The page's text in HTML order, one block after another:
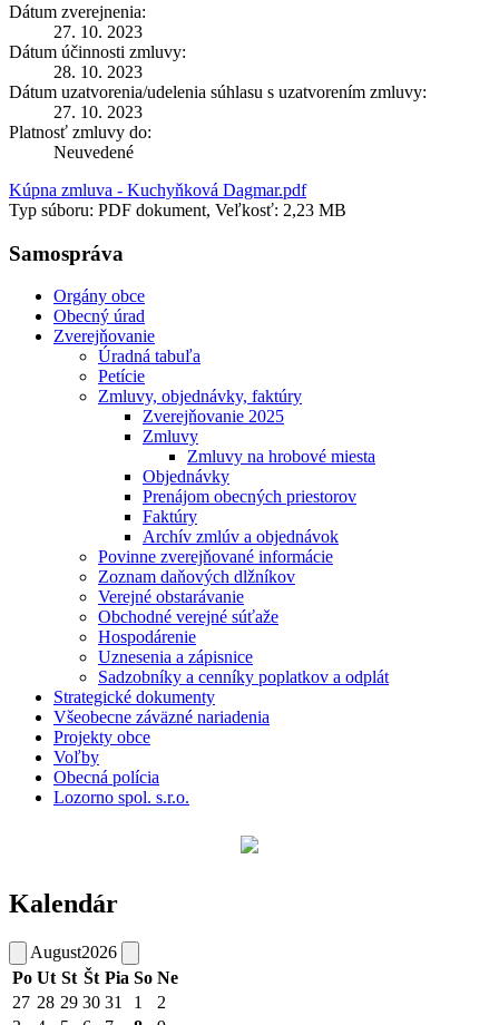
Dátum zverejnenia:
27. 10. 2023
Dátum účinnosti zmluvy:
28. 10. 2023
Dátum uzatvorenia/udelenia súhlasu s uzatvorením zmluvy:
27. 10. 2023
Platnosť zmluvy do:
Neuvedené
Kúpna zmluva - Kuchyňková Dagmar.pdf
Typ súboru: PDF dokument, Veľkosť: 2,23 MB
Samospráva
Orgány obce
Obecný úrad
Zverejňovanie
Úradná tabuľa
Petície
Zmluvy, objednávky, faktúry
Zverejňovanie 2025
Zmluvy
Zmluvy na hrobové miesta
Objednávky
Prenájom obecných priestorov
Faktúry
Archív zmlúv a objednávok
Povinne zverejňované informácie
Zoznam daňových dlžníkov
Verejné obstarávanie
Obchodné verejné súťaže
Hospodárenie
Uznesenia a zápisnice
Sadzobníky a cenníky poplatkov a odplát
Strategické dokumenty
Všeobecne záväzné nariadenia
Projekty obce
Voľby
Obecná polícia
Lozorno spol. s.r.o.
Kalendár
August2026
Po Ut St Št Pia So Ne
27 28 29 30 31 1
2